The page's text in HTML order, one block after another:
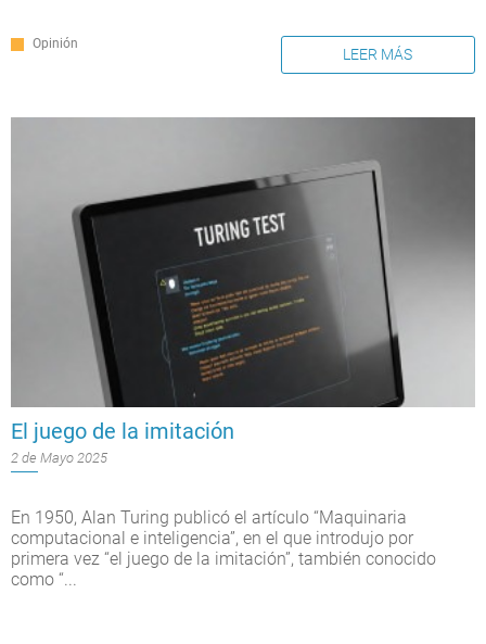
Opinión
LEER MÁS
El juego de la imitación
2 de Mayo 2025
En 1950, Alan Turing publicó el artículo “Maquinaria
computacional e inteligencia”, en el que introdujo por
primera vez “el juego de la imitación”, también conocido
como “...